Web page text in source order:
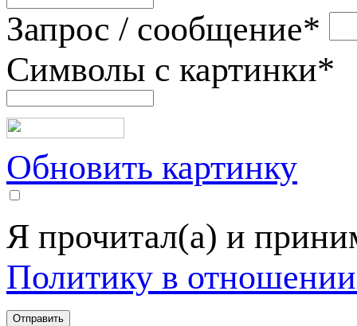
Запрос / сообщение*
Символы с картинки*
Обновить картинку
Я прочитал(а) и
Политику в